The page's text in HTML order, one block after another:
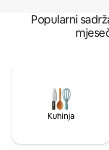
Popularni
Kuhinja